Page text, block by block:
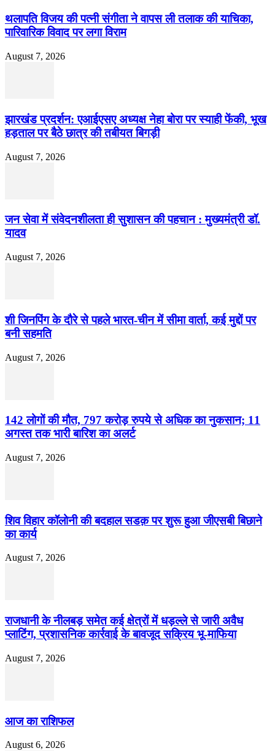
थलापति विजय की पत्नी संगीता ने वापस ली तलाक की याचिका,
पारिवारिक विवाद पर लगा विराम
August 7, 2026
झारखंड प्रदर्शन: एआईएसए अध्यक्ष नेहा बोरा पर स्याही फेंकी, भूख
हड़ताल पर बैठे छात्र की तबीयत बिगड़ी
August 7, 2026
जन सेवा में संवेदनशीलता ही सुशासन की पहचान : मुख्यमंत्री डॉ.
यादव
August 7, 2026
शी जिनपिंग के दौरे से पहले भारत-चीन में सीमा वार्ता, कई मुद्दों पर
बनी सहमति
August 7, 2026
142 लोगों की मौत, 797 करोड़ रुपये से अधिक का नुकसान; 11
अगस्त तक भारी बारिश का अलर्ट
August 7, 2026
शिव विहार कॉलोनी की बदहाल सडक़ पर शुरू हुआ जीएसबी बिछाने
का कार्य
August 7, 2026
राजधानी के नीलबड़ समेत कई क्षेत्रों में धड़ल्ले से जारी अवैध
प्लाटिंग, प्रशासनिक कार्रवाई के बावजूद सक्रिय भू-माफिया
August 7, 2026
आज का राशिफल
August 6, 2026